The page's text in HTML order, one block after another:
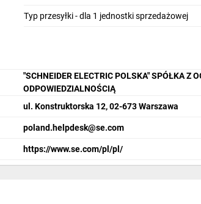
Typ przesyłki - dla 1 jednostki sprzedażowej
"SCHNEIDER ELECTRIC POLSKA" SPÓŁKA Z
ODPOWIEDZIALNOŚCIĄ
ul. Konstruktorska 12, 02-673 Warszawa
poland.helpdesk@se.com
https://www.se.com/pl/pl/